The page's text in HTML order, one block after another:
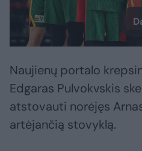
Naujienų portalo
Edgaras Pulvokvskis
atstovauti norėjęs
artėjančią stovyklą.